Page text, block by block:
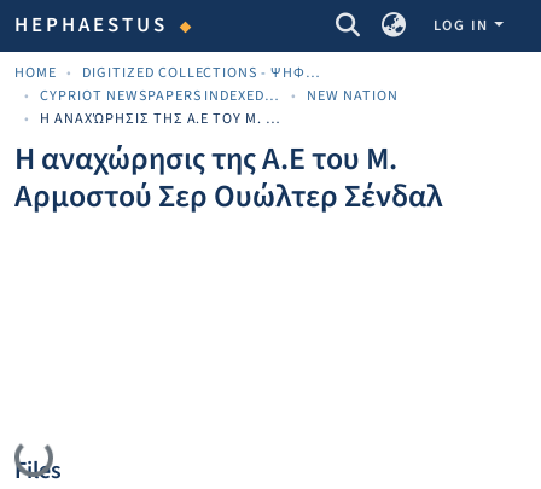
HEPHAESTUS COMMUNITIES & COLLECTIONS
LOG IN
HOME
DIGITIZED COLLECTIONS - ΨΗΦΙΟΠΟΙΗΜΈΝΕΣ ΣΥΛΛΟΓΈΣ
CYPRIOT NEWSPAPERS INDEXED MATERIAL
NEW NATION
Η ΑΝΑΧΏΡΗΣΙΣ ΤΗΣ Α.Ε ΤΟΥ Μ. ΑΡΜΟΣΤΟΎ ΣΕΡ ΟΥΏΛΤΕΡ ΣΈΝΔΑΛ
Η αναχώρησις της Α.Ε του Μ.
Αρμοστού Σερ Ουώλτερ Σένδαλ
Loading...
Files